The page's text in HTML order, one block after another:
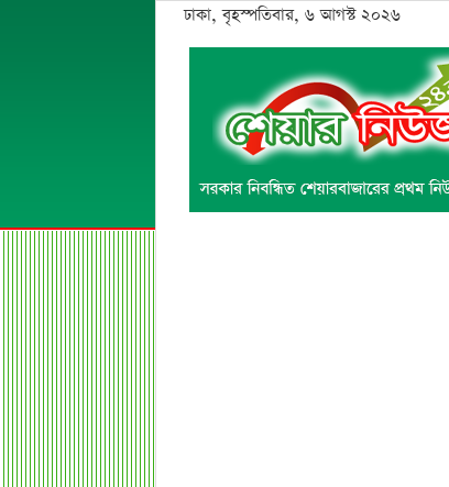
ঢাকা, বৃহস্পতিবার, ৬ আগস্ট ২০২৬